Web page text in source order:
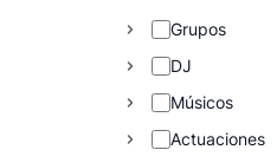
Grupos
DJ
Músicos
Actuaciones